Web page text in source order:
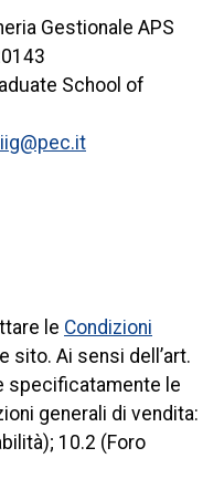
Gestionale APS
School of
le Condizioni
sito. Ai sensi dell’art.
specificatamente le
generali di vendita:
10.2 (Foro